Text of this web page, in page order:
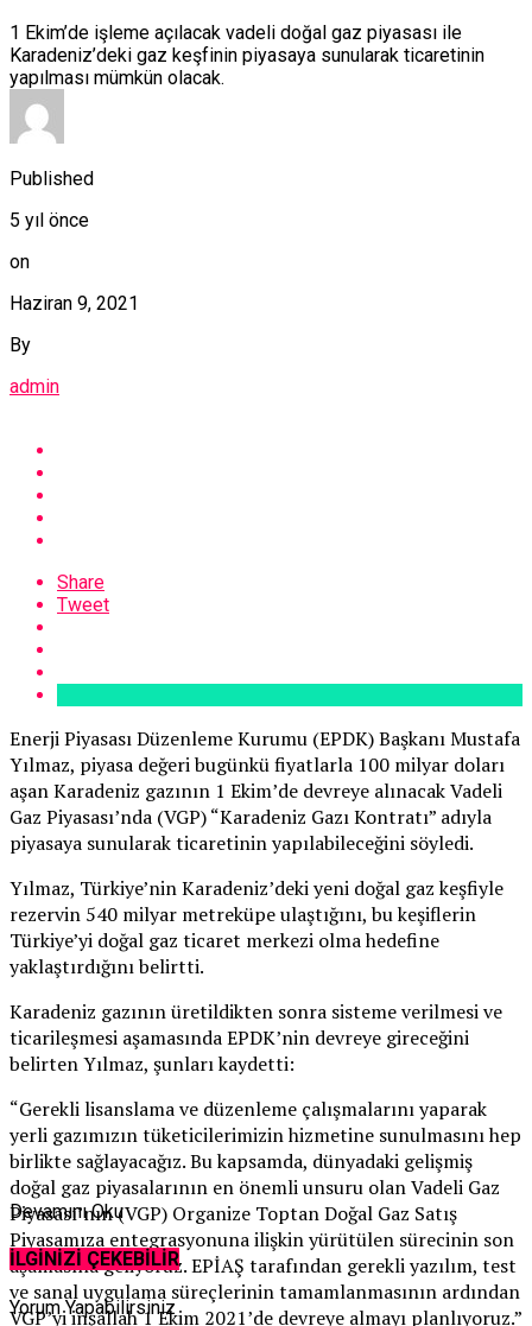
1 Ekim’de işleme açılacak vadeli doğal gaz piyasası ile
Karadeniz’deki gaz keşfinin piyasaya sunularak ticaretinin
yapılması mümkün olacak.
Published
5 yıl önce
on
Haziran 9, 2021
By
admin
Share
Tweet
Enerji Piyasası Düzenleme Kurumu (EPDK) Başkanı Mustafa
Yılmaz, piyasa değeri bugünkü fiyatlarla 100 milyar doları
aşan Karadeniz gazının 1 Ekim’de devreye alınacak Vadeli
Gaz Piyasası’nda (VGP) “Karadeniz Gazı Kontratı” adıyla
piyasaya sunularak ticaretinin yapılabileceğini söyledi.
Yılmaz, Türkiye’nin Karadeniz’deki yeni doğal gaz keşfiyle
rezervin 540 milyar metreküpe ulaştığını, bu keşiflerin
Türkiye’yi doğal gaz ticaret merkezi olma hedefine
yaklaştırdığını belirtti.
Karadeniz gazının üretildikten sonra sisteme verilmesi ve
ticarileşmesi aşamasında EPDK’nin devreye gireceğini
belirten Yılmaz, şunları kaydetti:
“Gerekli lisanslama ve düzenleme çalışmalarını yaparak
yerli gazımızın tüketicilerimizin hizmetine sunulmasını hep
birlikte sağlayacağız. Bu kapsamda, dünyadaki gelişmiş
doğal gaz piyasalarının en önemli unsuru olan Vadeli Gaz
Piyasası’nın (VGP) Organize Toptan Doğal Gaz Satış
Piyasamıza entegrasyonuna ilişkin yürütülen sürecinin son
aşamasına geliyoruz. EPİAŞ tarafından gerekli yazılım, test
ve sanal uygulama süreçlerinin tamamlanmasının ardından
VGP’yi inşallah 1 Ekim 2021’de devreye almayı planlıyoruz.”
Devamını Oku
İLGİNİZİ ÇEKEBİLİR
Yorum Yapabilirsiniz